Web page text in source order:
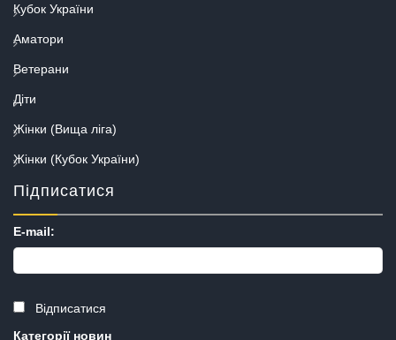
Кубок України
Аматори
Ветерани
Діти
Жінки (Вища ліга)
Жінки (Кубок України)
Підписатися
E-mail:
Відписатися
Категорії новин